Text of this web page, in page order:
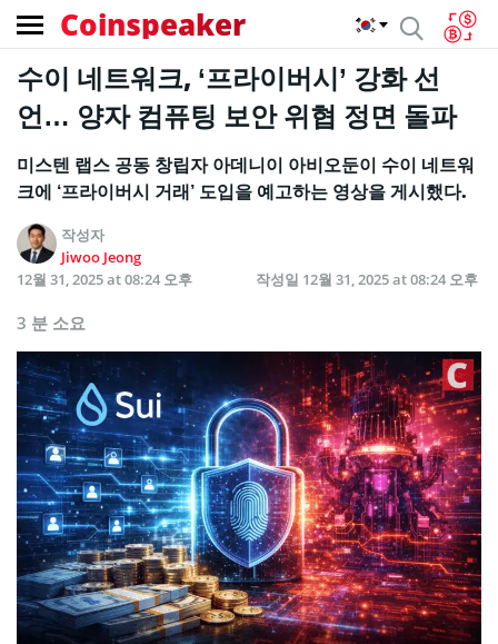
Coinspeaker
수이 네트워크, ‘프라이버시’ 강화 선
언… 양자 컴퓨팅 보안 위협 정면 돌파
미스텐 랩스 공동 창립자 아데니이 아비오둔이 수이 네트워
크에 ‘프라이버시 거래’ 도입을 예고하는 영상을 게시했다.
작성자
Jiwoo Jeong
12월 31, 2025 at 08:24 오후
작성일 12월 31, 2025 at 08:24 오후
3 분 소요